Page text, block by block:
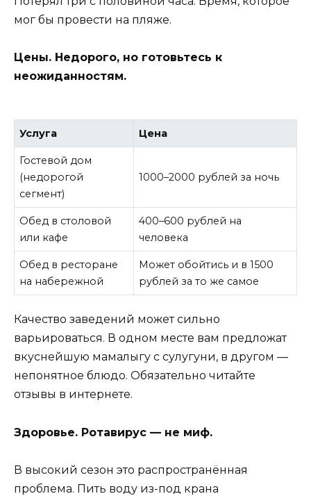
мог бы провести на пляже.
Цены. Недорого, но готовьтесь к
неожиданностям.
Услуга Цена
Гостевой дом
(недорогой
сегмент)
1000–2000 рублей за ночь
Обед в столовой
или кафе
400–600 рублей на
человека
Обед в ресторане
на набережной
Может обойтись и в 1500
рублей за то же самое
Качество заведений может сильно
варьироваться. В одном месте вам предложат
вкуснейшую мамалыгу с сулугуни, в другом —
непонятное блюдо. Обязательно читайте
отзывы в интернете.
Здоровье. Ротавирус — не миф.
В высокий сезон это распространённая
проблема. Пить воду из-под крана